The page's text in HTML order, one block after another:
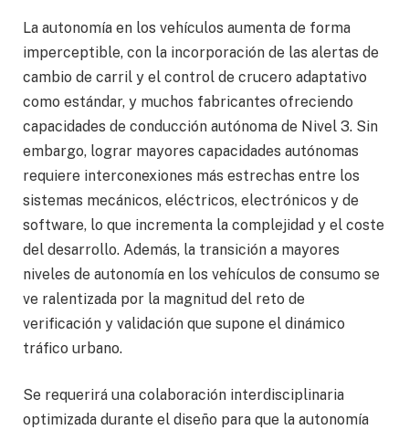
La autonomía en los vehículos aumenta de forma
imperceptible, con la incorporación de las alertas de
cambio de carril y el control de crucero adaptativo
como estándar, y muchos fabricantes ofreciendo
capacidades de conducción autónoma de Nivel 3. Sin
embargo, lograr mayores capacidades autónomas
requiere interconexiones más estrechas entre los
sistemas mecánicos, eléctricos, electrónicos y de
software, lo que incrementa la complejidad y el coste
del desarrollo. Además, la transición a mayores
niveles de autonomía en los vehículos de consumo se
ve ralentizada por la magnitud del reto de
verificación y validación que supone el dinámico
tráfico urbano.
Se requerirá una colaboración interdisciplinaria
optimizada durante el diseño para que la autonomía